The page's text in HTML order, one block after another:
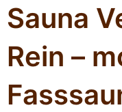
Sauna
Rein –